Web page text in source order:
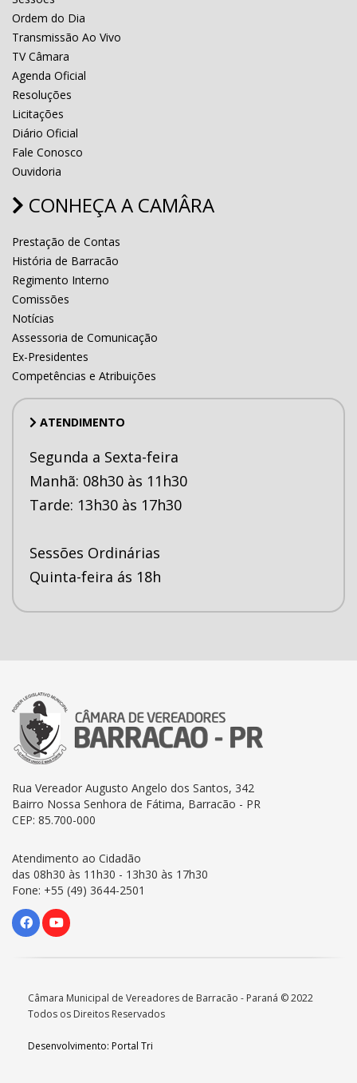
Ordem do Dia
Transmissão Ao Vivo
TV Câmara
Agenda Oficial
Resoluções
Licitações
Diário Oficial
Fale Conosco
Ouvidoria
CONHEÇA A CAMÂRA
Prestação de Contas
História de Barracão
Regimento Interno
Comissões
Notícias
Assessoria de Comunicação
Ex-Presidentes
Competências e Atribuições
ATENDIMENTO
Segunda a Sexta-feira
Manhã: 08h30 às 11h30
Tarde: 13h30 às 17h30
Sessões Ordinárias
Quinta-feira ás 18h
Rua Vereador Augusto Angelo dos Santos, 342
Bairro Nossa Senhora de Fátima, Barracão - PR
CEP: 85.700-000
Atendimento ao Cidadão
das 08h30 às 11h30 - 13h30 às 17h30
Fone: +55 (49) 3644-2501
Câmara Municipal de Vereadores de Barracão - Paraná © 2022
Todos os Direitos Reservados
Desenvolvimento: Portal Tri